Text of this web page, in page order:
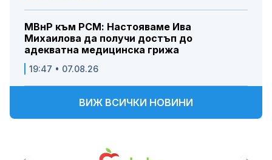
МВнР към РСМ: Настояваме Ива
Михаилова да получи достъп до
адекватна медицинска грижа
19:47 • 07.08.26
ВИЖ ВСИЧКИ НОВИНИ